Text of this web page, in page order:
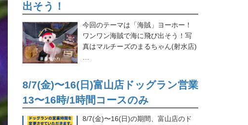
出そう！
今回のテーマは「海賊」ヨーホー！
ワンワン海賊で海に飛び出そう！写
真はマルチーズのまるちゃん(射水店)
…
8/7(金)〜16(日)富山店ドッグラン営業
13〜16時/1時間コースのみ
8/7(金)〜16(日)の期間、富山店のド